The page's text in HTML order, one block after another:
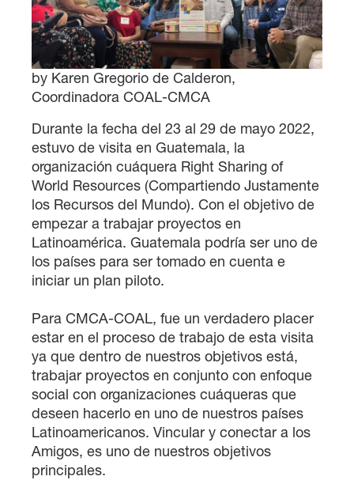
by Karen Gregorio de Calderon,
Coordinadora COAL-CMCA
Durante la fecha del 23 al 29 de mayo 2022,
estuvo de visita en Guatemala, la
organización cuáquera Right Sharing of
World Resources (Compartiendo Justamente
los Recursos del Mundo). Con el objetivo de
empezar a trabajar proyectos en
Latinoamérica. Guatemala podría ser uno de
los países para ser tomado en cuenta e
iniciar un plan piloto.
Para CMCA-COAL, fue un verdadero placer
estar en el proceso de trabajo de esta visita
ya que dentro de nuestros objetivos está,
trabajar proyectos en conjunto con enfoque
social con organizaciones cuáqueras que
deseen hacerlo en uno de nuestros países
Latinoamericanos. Vincular y conectar a los
Amigos, es uno de nuestros objetivos
principales.